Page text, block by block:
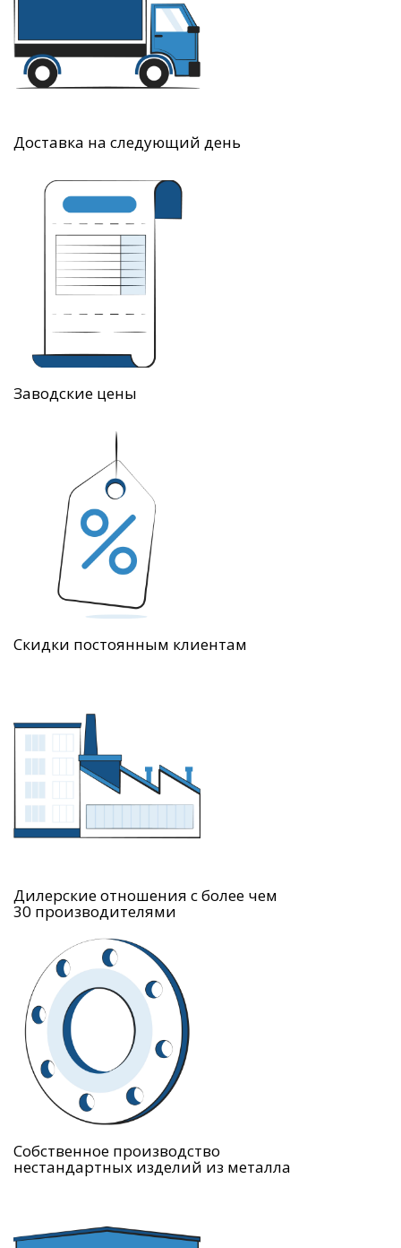
Доставка на следующий день
Заводские цены
Скидки постоянным клиентам
Дилерские отношения с более чем
30 производителями
Собственное производство
нестандартных изделий из металла